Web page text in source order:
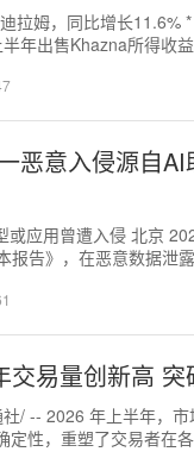
拉姆，同比增长11.6%
年出售Khazna所得收
恶意入侵源自
或应用曾遭入侵 北京
报告》，在恶意数据泄
交易量创新高
/ -- 2026 年上半年，
定性，重塑了交易者在